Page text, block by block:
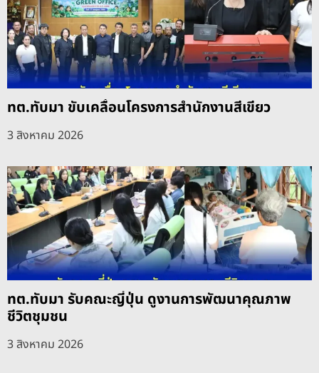
ทต.ทับมา ขับเคลื่อนโครงการสำนักงานสีเขียว
3 สิงหาคม 2026
ทต.ทับมา รับคณะญี่ปุ่น ดูงานการพัฒนาคุณภาพ
ชีวิตชุมชน
3 สิงหาคม 2026